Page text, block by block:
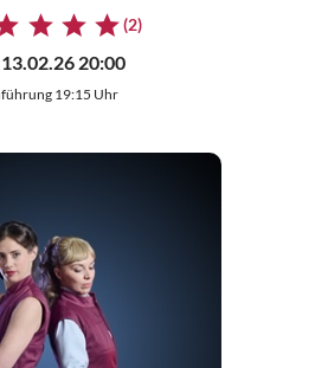
(2)
20:00
19:15 Uhr